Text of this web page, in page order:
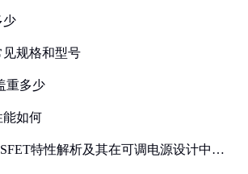
少
规格和型号
重多少
能如何
特性解析及其在可调电源设计中的